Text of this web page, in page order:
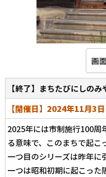
画
【終了】まちたびにしのみ
【開催日】2024年11月3
2025年には市制施行100周
る意味で、このまちで起こ
一つ目のシリーズは昨年
一つは昭和初期に起こっ